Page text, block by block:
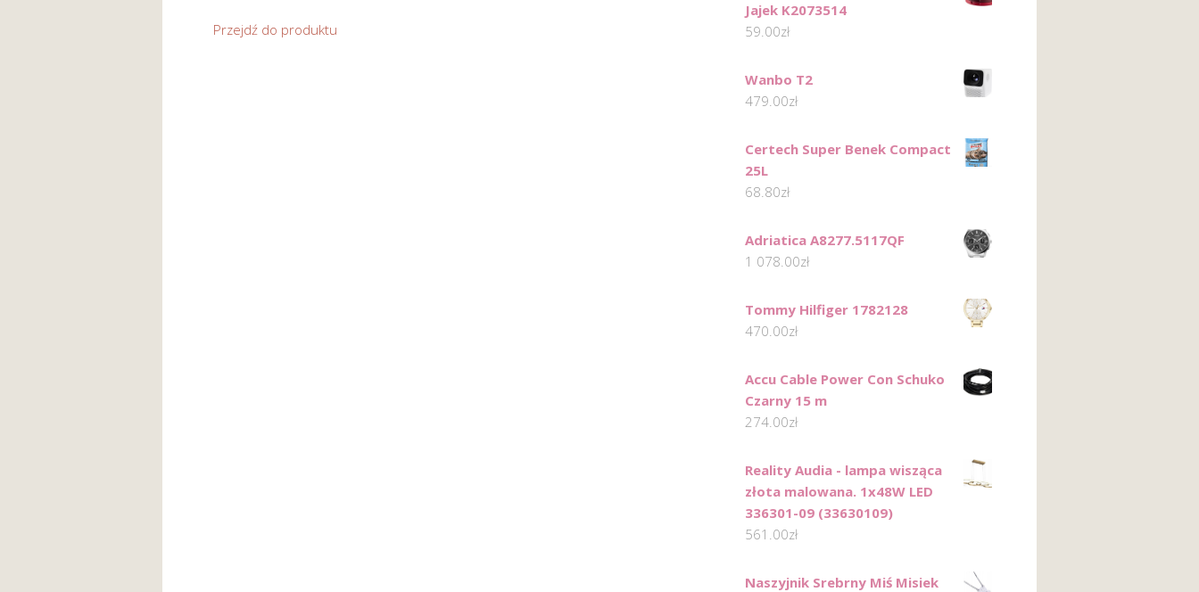
Przejdź do produktu
Jajek K2073514
59.00zł
Wanbo T2
479.00zł
Certech Super Benek Compact
25L
68.80zł
Adriatica A8277.5117QF
1 078.00zł
Tommy Hilfiger 1782128
470.00zł
Accu Cable Power Con Schuko
Czarny 15 m
274.00zł
Reality Audia - lampa wisząca
złota malowana. 1x48W LED
336301-09 (33630109)
561.00zł
Naszyjnik Srebrny Miś Misiek